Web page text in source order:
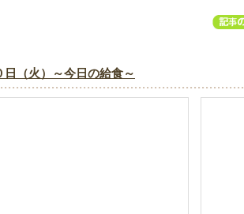
日（火）～今日の給食～